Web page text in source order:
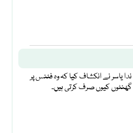
ندا یاسر نے انکشاف کیا کہ وہ فٹنس پر
گھنٹوں کیوں صرف کرتی ہیں۔